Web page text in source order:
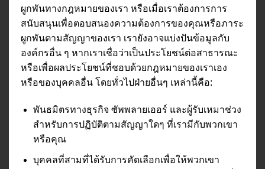
ผูกพันทางกฎหมายของเรา หรือเมื่อเราต้องการการ
สนับสนุนเพื่อตอบสนองความต้องการของคุณหรือภาระ
ผูกพันตามสัญญาของเรา เรายังอาจแบ่งปันข้อมูลกับ
องค์กรอื่น ๆ หากเราเชื่อว่าเป็นประโยชน์ต่อสาธารณะ
หรือเพื่อผลประโยชน์ที่ชอบด้วยกฎหมายของเราเอง
หรือของบุคคลอื่น โดยทั่วไปฝ่ายอื่นๆ เหล่านี้คือ:
พันธมิตรทางธุรกิจ ซัพพลายเออร์ และผู้รับเหมาช่วง
สำหรับการปฏิบัติตามสัญญาใดๆ ที่เรามีกับพวกเขา
หรือคุณ
บุคคลที่สามที่ได้รับการคัดเลือกเพื่อให้พวกเขา